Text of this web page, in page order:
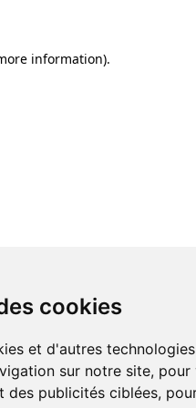
cookies
et d'autres
sur notre site, pour
des publicités ciblées,
information).